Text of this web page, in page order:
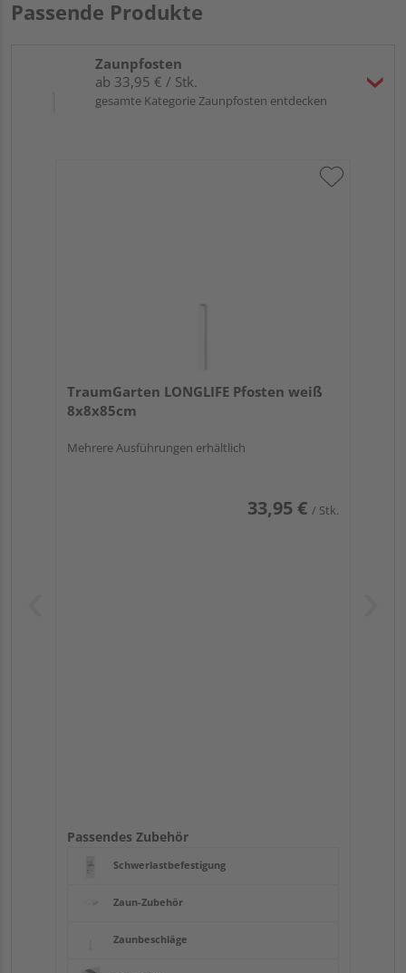
Passende Produkte
Zaunpfosten
ab 33,95 € / Stk.
gesamte Kategorie Zaunpfosten entdecken
TraumGarten LONGLIFE Pfosten weiß
8x8x85cm
Mehrere Ausführungen erhältlich
33,95 € / Stk.
Passendes Zubehör
Schwerlastbefestigung
Zaun-Zubehör
Zaunbeschläge